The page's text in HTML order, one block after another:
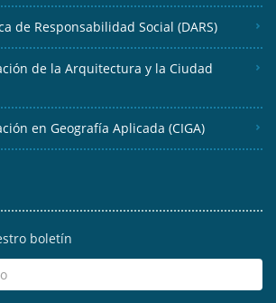
de Responsabilidad Social (DARS)
de la Arquitectura y la Ciudad
en Geografía Aplicada (CIGA)
boletín